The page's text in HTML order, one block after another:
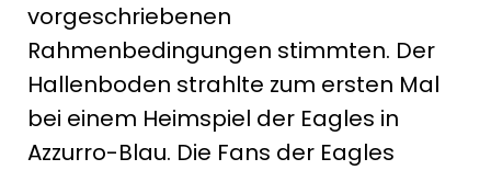
vorgeschriebenen
Rahmenbedingungen stimmten. Der
Hallenboden strahlte zum ersten Mal
bei einem Heimspiel der Eagles in
Azzurro-Blau. Die Fans der Eagles